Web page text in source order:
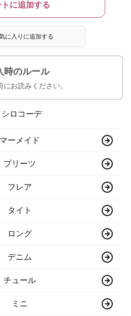
トに追加する
に入りに追加する
時のルール
にお読みください。
マーメイド
プリーツ
フレア
タイト
ロング
デニム
チュール
ミニ